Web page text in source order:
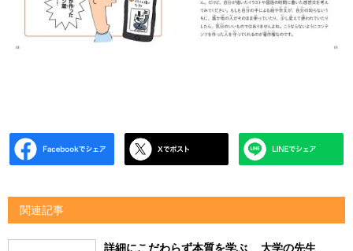
関連記事
詳細にこだわらず本質を学ぶ 大学の先生